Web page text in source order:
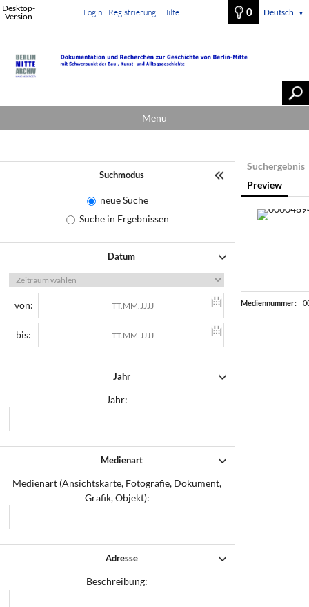
Desktop-
Version
Login Registrierung Hilfe 0 Deutsch ▼
Menü
Suchmodus
neue Suche
Suche in Ergebnissen
Datum
von:
bis:
Jahr
Jahr:
Medienart
Medienart (Ansichtskarte, Fotografie, Dokument,
Grafik, Objekt):
Adresse
Beschreibung:
Suchergebnis
Preview
Mediennummer: